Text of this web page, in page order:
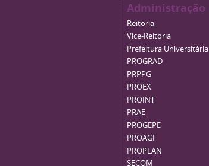
Administração
Reitoria
Vice-Reitoria
Prefeitura Universitária
PROGRAD
PRPPG
PROEX
PROINT
PRAE
PROGEPE
PROAGI
PROPLAN
SECOM